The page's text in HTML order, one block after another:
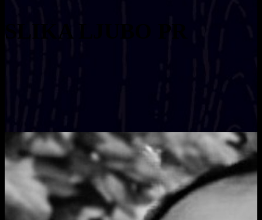
SLIKA LJUBO PR